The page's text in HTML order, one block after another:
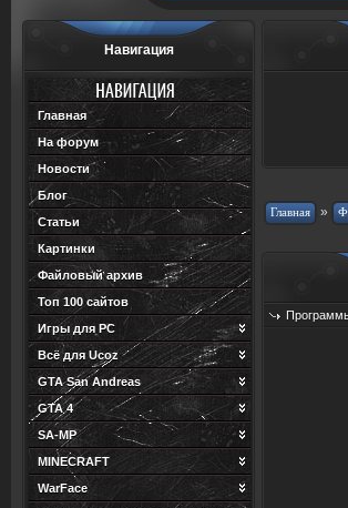
Навигация
Главная
На форум
Новости
Блог
Статьи
Картинки
Файловый архив
Топ 100 сайтов
Игры для PC
Всё для Ucoz
GTA San Andreas
GTA 4
SA-MP
MINECRAFT
WarFace
»